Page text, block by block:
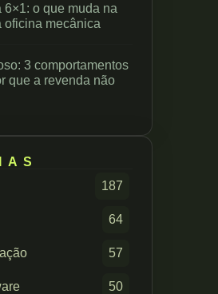
6×1: o que muda na
oficina mecânica
3 comportamentos
que a revenda não
187
64
57
50